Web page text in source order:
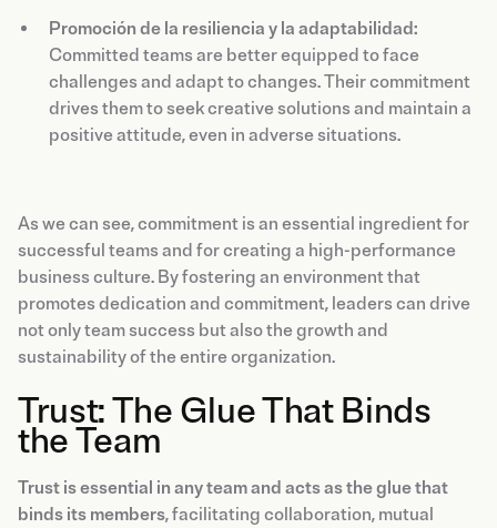
Promoción de la resiliencia y la adaptabilidad:
Committed teams are better equipped to face
challenges and adapt to changes. Their commitment
drives them to seek creative solutions and maintain a
positive attitude, even in adverse situations.
As we can see, commitment is an essential ingredient for
successful teams and for creating a high-performance
business culture. By fostering an environment that
promotes dedication and commitment, leaders can drive
not only team success but also the growth and
sustainability of the entire organization.
Trust: The Glue That Binds
the Team
Trust is essential in any team and acts as the glue that
binds its members, facilitating collaboration, mutual